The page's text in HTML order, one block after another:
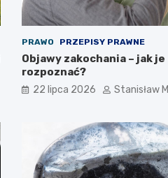
PRAWO PRZEPISY PRAWNE
Objawy zakochania – jak je
rozpoznać?
22 lipca 2026 Stanisław